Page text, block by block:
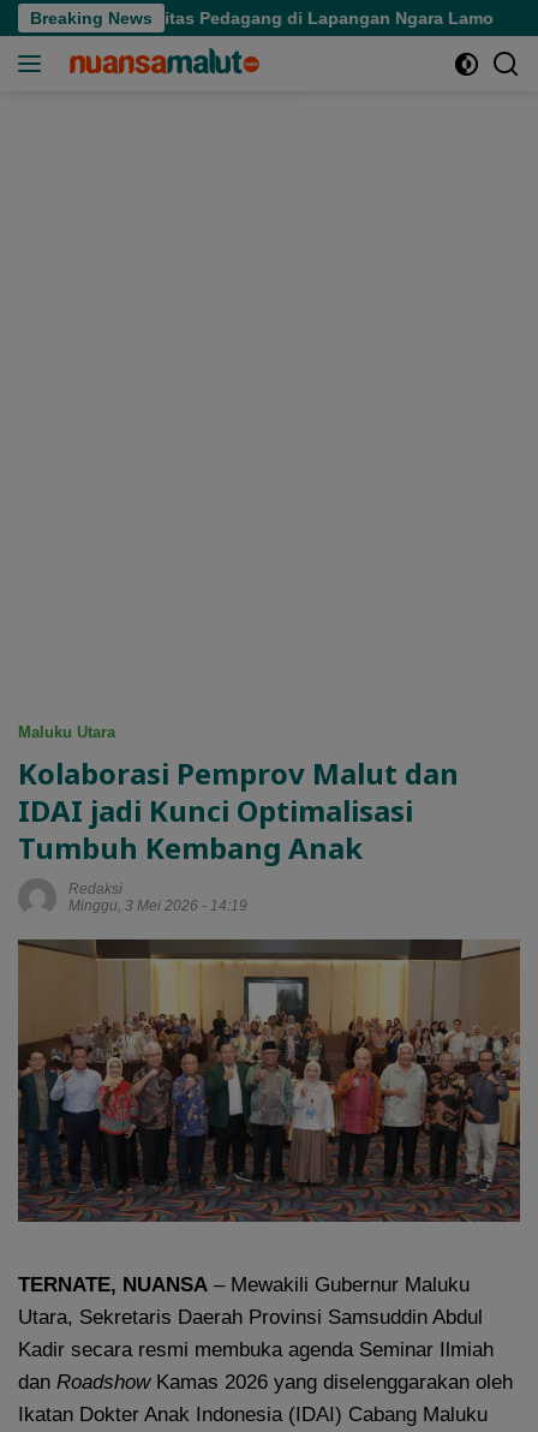
Langsung
ke
Breaking News
Aktivitas Pedagang di Lapangan Ngara Lamo
Maluku Utara
Kolaborasi Pemprov Malut dan
IDAI jadi Kunci Optimalisasi
Tumbuh Kembang Anak
Redaksi
Minggu, 3 Mei 2026 - 14:19
TERNATE, NUANSA – Mewakili Gubernur Maluku
Utara, Sekretaris Daerah Provinsi Samsuddin Abdul
Kadir secara resmi membuka agenda Seminar Ilmiah
dan RoadshowKamas 2026 yang diselenggarakan oleh
Ikatan Dokter Anak Indonesia (IDAI) Cabang Maluku